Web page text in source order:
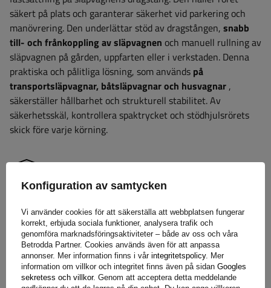
säkert på plats och garanterar säkerhet vid parkering och
manövrering. Den underlättar stöd av dragstången, snabb
till- och frånkoppling av släpvagnen och manuell rullning av
släpvagnen på gården, uppfarten eller i verkstaden. Denna
praktiska och pålitliga lösning, som används på
transportsläpvagnar, båtsläpvagnar och husvagnar ,
säkerställer hållbarhet och strukturell stabilitet. Av
säkerhetsskäl, kontrollera spaktrycket och stödhjulsrörets
skick före varje körning.
När du köper en produkt från vårt sortiment får du 2 års
garanti.Tack vare detta kan du använda den utan att oroa
dig för konsekvenserna av ett eventuellt fel. För att
säkerställa din tillfredsställelse har vi förenklat processen för
att lämna in eventuella reklamationer så mycket som möjligt
Konfiguration av samtycken
Vi använder cookies för att säkerställa att webbplatsen fungerar
korrekt, erbjuda sociala funktioner, analysera trafik och
genomföra marknadsföringsaktiviteter – både av oss och våra
Betrodda Partner. Cookies används även för att anpassa
annonser. Mer information finns i vår integritetspolicy. Mer
information om villkor och integritet finns även på sidan Googles
sekretess och villkor. Genom att acceptera detta meddelande